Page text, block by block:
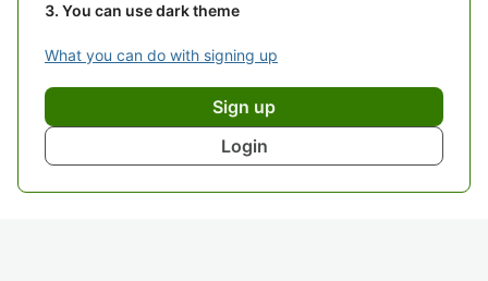
You can use dark theme
What you can do with signing up
Sign up
Login